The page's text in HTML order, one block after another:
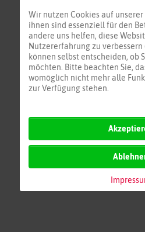
Israel/Ägypten
Ägäis
Türk.-Zyp.-Isr.
Adria
Kors/Sar/Tun
Mittelmeer Zentral
Wir nutzen Cookies auf
ihnen sind essenziell für den
andere uns helfen, diese
Nutzererfahrung zu verbessern
können selbst entscheiden, ob
möchten. Bitte beachten Sie,
womöglich nicht mehr alle
zur Verfügung stehen.